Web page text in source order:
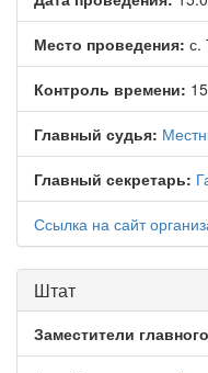
Место проведения: с.
Контроль времени:
Главный судья:
Главный секретарь:
Ссылка на сайт
Штат
Заместители